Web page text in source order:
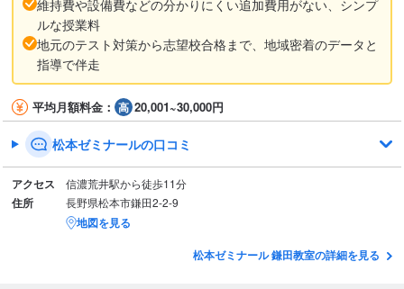
維持費や設備費などの分かりにくい追加費用がない、シンプ
ルな授業料
地元のテスト対策から志望校合格まで、地域密着のデータと
指導で伴走
平均月額料金： 20,001~30,000円
松本ゼミナールの口コミ
アクセス 信濃荒井駅から徒歩11分
住所 長野県松本市鎌田2-2-9
地図を見る
松本ゼミナール 鎌田教室の詳細を見る